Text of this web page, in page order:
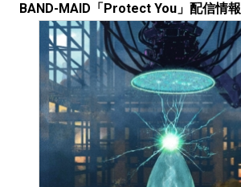
BAND-MAID「Protect You」配信情報